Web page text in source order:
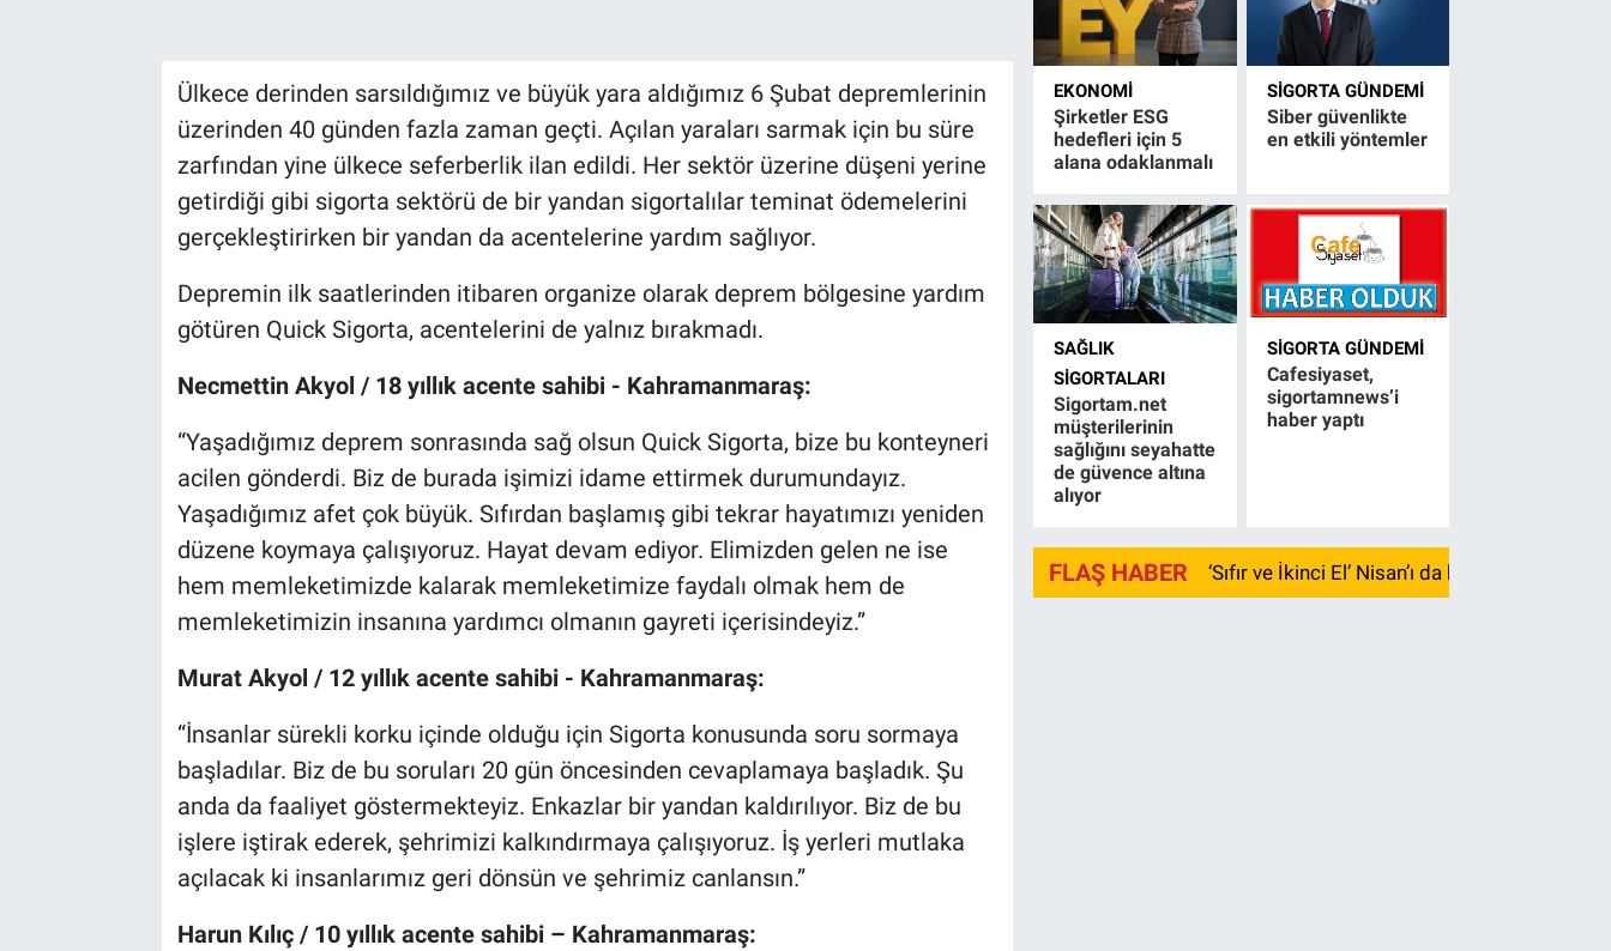
Ülkece derinden sarsıldığımız ve büyük yara aldığımız 6 Şubat depremlerinin
üzerinden 40 günden fazla zaman geçti. Açılan yaraları sarmak için bu süre
zarfından yine ülkece seferberlik ilan edildi. Her sektör üzerine düşeni yerine
getirdiği gibi sigorta sektörü de bir yandan sigortalılar teminat ödemelerini
gerçekleştirirken bir yandan da acentelerine yardım sağlıyor.
Depremin ilk saatlerinden itibaren organize olarak deprem bölgesine yardım
götüren Quick Sigorta, acentelerini de yalnız bırakmadı.
Necmettin Akyol / 18 yıllık acente sahibi - Kahramanmaraş:
“Yaşadığımız deprem sonrasında sağ olsun Quick Sigorta, bize bu konteyneri
acilen gönderdi. Biz de burada işimizi idame ettirmek durumundayız.
Yaşadığımız afet çok büyük. Sıfırdan başlamış gibi tekrar hayatımızı yeniden
düzene koymaya çalışıyoruz. Hayat devam ediyor. Elimizden gelen ne ise
hem memleketimizde kalarak memleketimize faydalı olmak hem de
memleketimizin insanına yardımcı olmanın gayreti içerisindeyiz.”
Murat Akyol / 12 yıllık acente sahibi - Kahramanmaraş:
“İnsanlar sürekli korku içinde olduğu için Sigorta konusunda soru sormaya
başladılar. Biz de bu soruları 20 gün öncesinden cevaplamaya başladık. Şu
anda da faaliyet göstermekteyiz. Enkazlar bir yandan kaldırılıyor. Biz de bu
işlere iştirak ederek, şehrimizi kalkındırmaya çalışıyoruz. İş yerleri mutlaka
açılacak ki insanlarımız geri dönsün ve şehrimiz canlansın.”
Harun Kılıç / 10 yıllık acente sahibi – Kahramanmaraş:
EKONOMI
Şirketler ESG
hedefleri için 5
alana odaklanmalı
SIGORTA GÜNDEMI
Siber güvenlikte
en etkili yöntemler
SAĞLIK
SIGORTALARI
Sigortam.net
müşterilerinin
sağlığını seyahatte
de güvence altına
alıyor
SIGORTA GÜNDEMI
Cafesiyaset,
sigortamnews’i
haber yaptı
FLAŞ HABER ‘Sıfır ve İkinci El’ Nisan’ı da kayıpla kapadı